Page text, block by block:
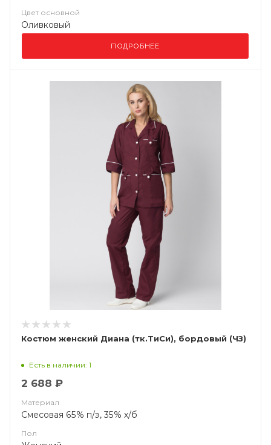
Цвет основной
Оливковый
ПОДРОБНЕЕ
Костюм женский Диана (тк.ТиСи), бордовый (ЧЗ)
Есть в наличии: 1
2 688 ₽
Материал
Смесовая 65% п/э, 35% х/б
Пол